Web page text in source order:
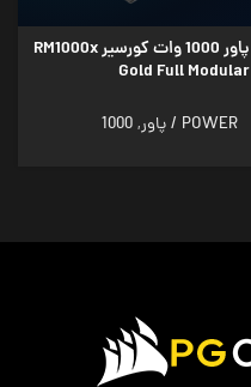
پاور 1000 وات کورسیر RM1000x
Gold Full Modular
POWER / پاور ,
1000